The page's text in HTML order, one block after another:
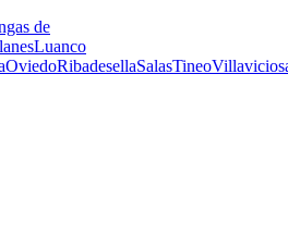
de
Luanco
OviedoRibadesellaSalasTineo